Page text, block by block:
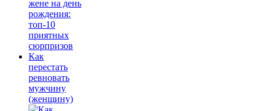
Как
перестать
ревновать
мужчину
(женщину)